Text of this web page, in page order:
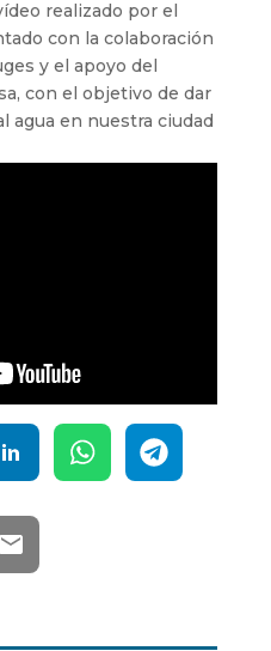
realizado por el
con la colaboración
y el apoyo del
con el objetivo de dar
agua en nuestra ciudad